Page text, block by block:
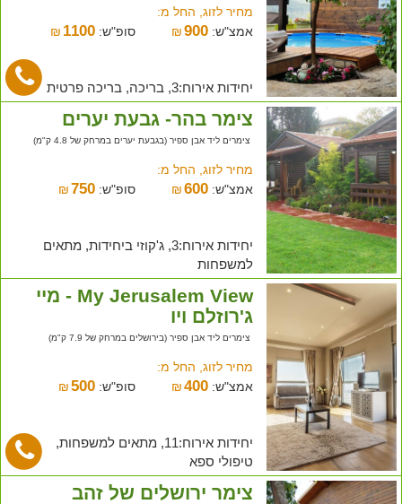
מחיר לזוג, החל מ:
אמצ"ש:
₪900 סופ"ש: ₪ 1100
יחידות אירוח:3, בריכה, בריכה פרטית
צימר בהר- גבעת יערים
צימרים ליד אבן ספיר (בגבעת יערים במרחק של 4.8 ק"מ)
מחיר לזוג, החל מ:
אמצ"ש:
₪600 סופ"ש: ₪ 750
יחידות אירוח:3, ג'קוזי ביחידות, מתאים
למשפחות
My Jerusalem View - מיי
ג'רוזלם ויו
צימרים ליד אבן ספיר (בירושלים במרחק של 7.9 ק"מ)
מחיר לזוג, החל מ:
אמצ"ש:
₪400 סופ"ש: ₪ 500
יחידות אירוח:11, מתאים למשפחות,
טיפולי ספא
צימר ירושלים של זהב